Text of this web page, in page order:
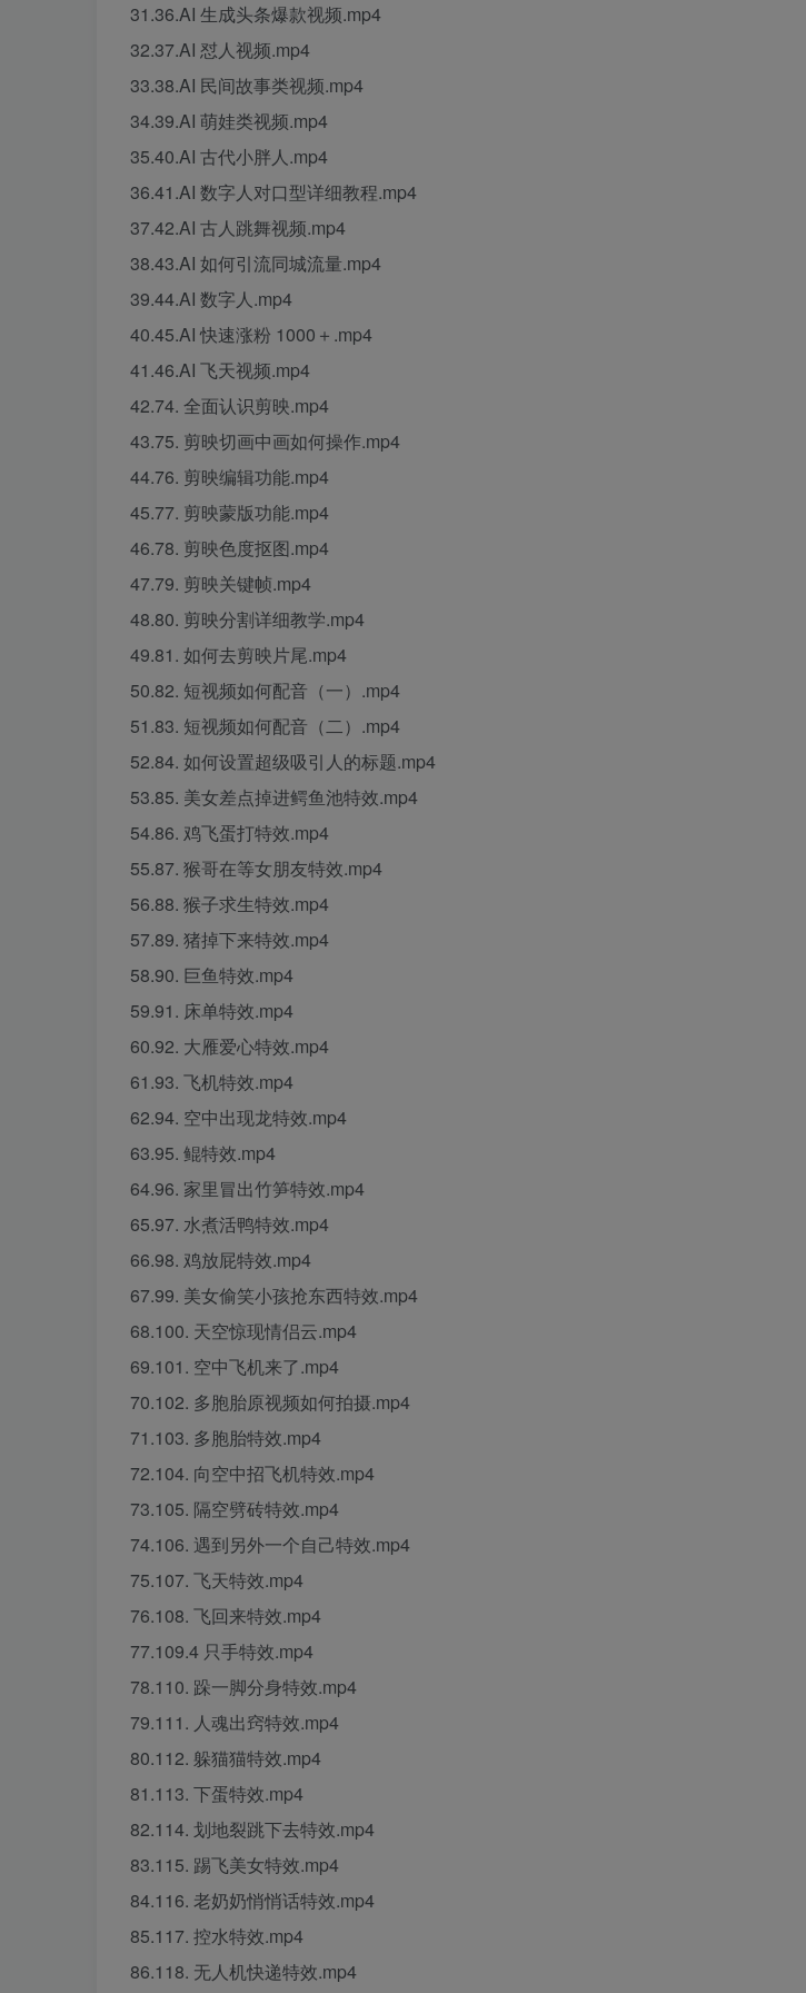
31.36.AI 生成头条爆款视频.mp4
32.37.AI 怼人视频.mp4
33.38.AI 民间故事类视频.mp4
34.39.AI 萌娃类视频.mp4
35.40.AI 古代小胖人.mp4
36.41.AI 数字人对口型详细教程.mp4
37.42.AI 古人跳舞视频.mp4
38.43.AI 如何引流同城流量.mp4
39.44.AI 数字人.mp4
40.45.AI 快速涨粉 1000＋.mp4
41.46.AI 飞天视频.mp4
42.74. 全面认识剪映.mp4
43.75. 剪映切画中画如何操作.mp4
44.76. 剪映编辑功能.mp4
45.77. 剪映蒙版功能.mp4
46.78. 剪映色度抠图.mp4
47.79. 剪映关键帧.mp4
48.80. 剪映分割详细教学.mp4
49.81. 如何去剪映片尾.mp4
50.82. 短视频如何配音（一）.mp4
51.83. 短视频如何配音（二）.mp4
52.84. 如何设置超级吸引人的标题.mp4
53.85. 美女差点掉进鳄鱼池特效.mp4
54.86. 鸡飞蛋打特效.mp4
55.87. 猴哥在等女朋友特效.mp4
56.88. 猴子求生特效.mp4
57.89. 猪掉下来特效.mp4
58.90. 巨鱼特效.mp4
59.91. 床单特效.mp4
60.92. 大雁爱心特效.mp4
61.93. 飞机特效.mp4
62.94. 空中出现龙特效.mp4
63.95. 鲲特效.mp4
64.96. 家里冒出竹笋特效.mp4
65.97. 水煮活鸭特效.mp4
66.98. 鸡放屁特效.mp4
67.99. 美女偷笑小孩抢东西特效.mp4
68.100. 天空惊现情侣云.mp4
69.101. 空中飞机来了.mp4
70.102. 多胞胎原视频如何拍摄.mp4
71.103. 多胞胎特效.mp4
72.104. 向空中招飞机特效.mp4
73.105. 隔空劈砖特效.mp4
74.106. 遇到另外一个自己特效.mp4
75.107. 飞天特效.mp4
76.108. 飞回来特效.mp4
77.109.4 只手特效.mp4
78.110. 跺一脚分身特效.mp4
79.111. 人魂出窍特效.mp4
80.112. 躲猫猫特效.mp4
81.113. 下蛋特效.mp4
82.114. 划地裂跳下去特效.mp4
83.115. 踢飞美女特效.mp4
84.116. 老奶奶悄悄话特效.mp4
85.117. 控水特效.mp4
86.118. 无人机快递特效.mp4